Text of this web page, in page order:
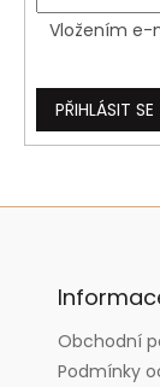
Vložením e-
PŘIHLÁSIT SE
Z
Obchodní
Podmínky